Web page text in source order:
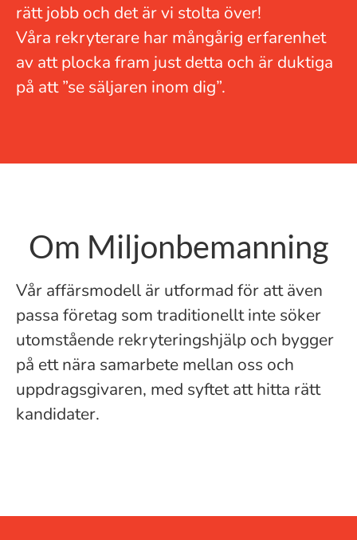
rätt jobb och det är vi stolta över!
Våra rekryterare har mångårig erfarenhet
av att plocka fram just detta och är duktiga
på att ”se säljaren inom dig”.
Om Miljonbemanning
Vår affärsmodell är utformad för att även
passa företag som traditionellt inte söker
utomstående rekryteringshjälp och bygger
på ett nära samarbete mellan oss och
uppdragsgivaren, med syftet att hitta rätt
kandidater.